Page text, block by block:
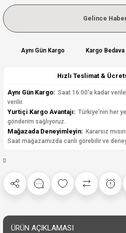
Gelince
Aynı Gün Kargo Kargo Bedava
Hızlı Teslimat &
Aynı Gün Kargo: Saat 16:00'a kadar
verilir.
Yurtiçi Kargo Avantajı: Türkiye'nin her
gönderim sağlıyoruz.
Mağazada Deneyimleyin: Kararsız
Saat mağazamızda canlı görebilir ve
ÜRÜN AÇIKLAMASI